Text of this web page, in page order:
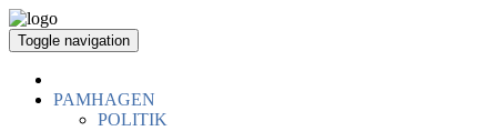
Toggle navigation
PAMHAGEN
POLITIK